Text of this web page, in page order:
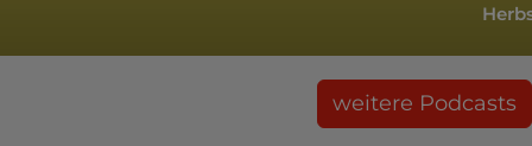
weitere Podcasts